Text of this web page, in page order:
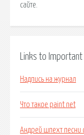
сайте.
Links to
Надпись на журнал
Что такое paint net
Андрей шпехт песни